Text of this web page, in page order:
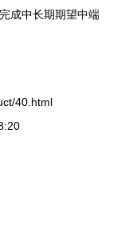
成中长期期望中端
40.html